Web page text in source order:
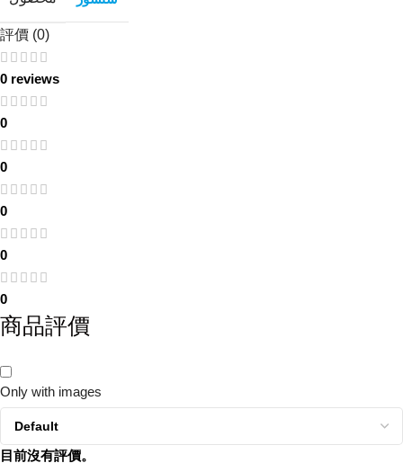
評價 (0)
0 reviews
0
0
0
0
0
商品評價
Only with images
目前沒有評價。